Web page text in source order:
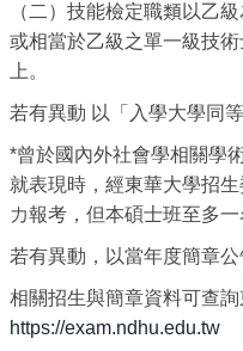
（二）技能檢定職類以乙
或相當於乙級之單一級技
上。
若有異動 以「入學大學同
*曾於國內外社會學相關學
就表現時，經東華大學招
力報考，但本碩士班至多一
若有異動，以當年度簡章公
相關招生與簡章資料可查
https://exam.ndhu.edu.tw